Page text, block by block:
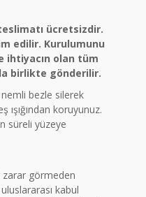
ücretsizdir.
edilir. Kurulumunu
ihtiyacın olan tüm
birlikte gönderilir.
nemli bezle silerek
koruyunuz.
süreli yüzeye
zarar görmeden
kabul